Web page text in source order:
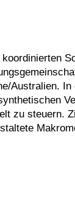
Australien. In
zu steuern.